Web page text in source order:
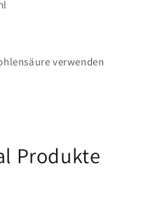
verwenden
Produkte